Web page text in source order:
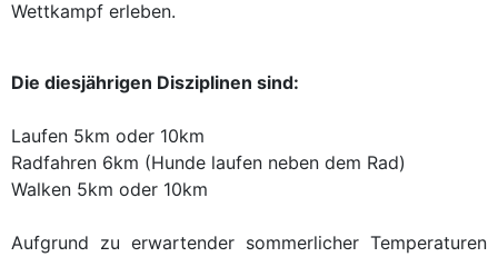
Wettkampf erleben.
Die diesjährigen Disziplinen sind:
Laufen 5km oder 10km
Radfahren 6km (Hunde laufen neben dem Rad)
Walken 5km oder 10km
Aufgrund zu erwartender sommerlicher Temperaturen